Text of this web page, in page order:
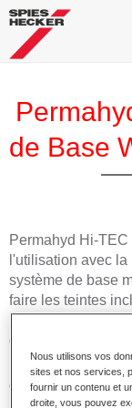
de Base
Permahyd Hi-
l'utilisation avec
système de base
faire les teintes
nécessaires pour
des voitures de
Nous utilisons vos
sites et nos services,
fournir un contenu et
droite, vous pouvez